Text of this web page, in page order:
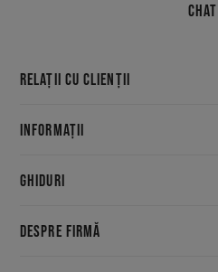
CHAT
RELAȚII CU CLIENȚII
INFORMAȚII
GHIDURI
DESPRE FIRMĂ